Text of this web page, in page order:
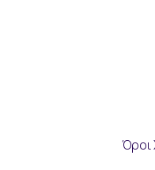
Όροι